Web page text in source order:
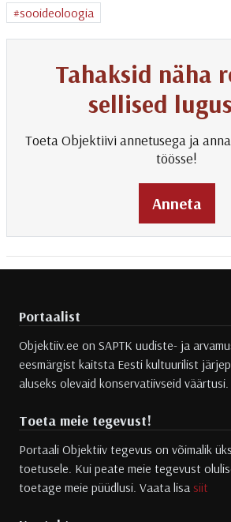
sooideoloogia
Tahaksid näha
sellised
Toeta Objektiivi annetusega ja
töösse!
Anneta
Portaalist
Objektiiv.ee on SAPTK uudiste- ja
eesmärgist kaitsta Eesti kultuurilist
aluseks olevaid konservatiivseid
Toeta meie tegevust!
Portaali Objektiiv tegevus on võimalik
toetusele. Kui peate meie tegevust
toetage meie püüdlusi. Vaata lisa siit